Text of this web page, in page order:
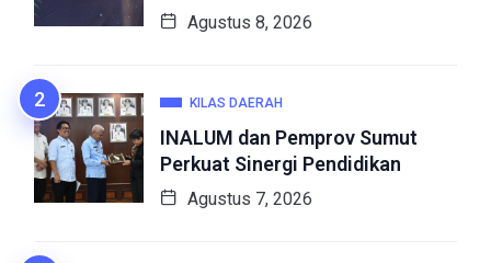
Agustus 8, 2026
KILAS DAERAH
INALUM dan Pemprov Sumut
Perkuat Sinergi Pendidikan
Agustus 7, 2026